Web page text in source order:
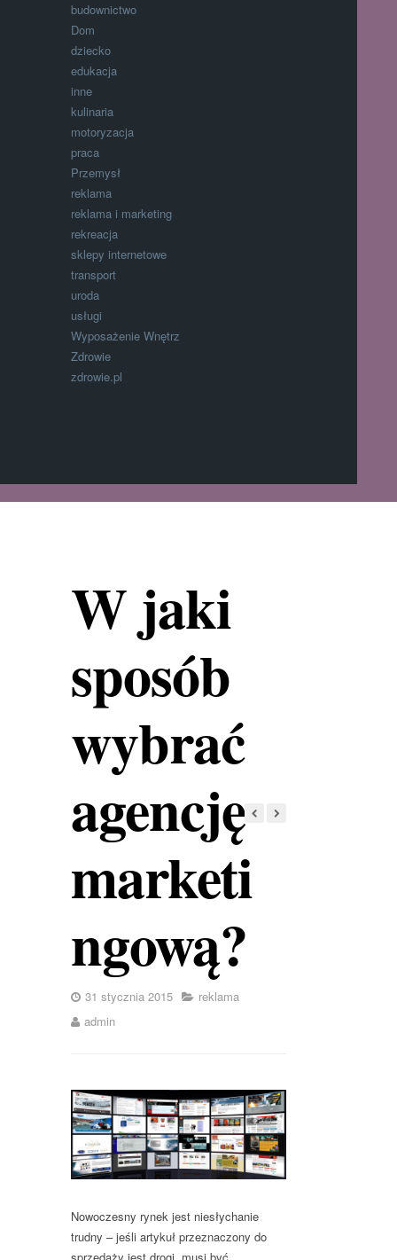
budownictwo
Dom
dziecko
edukacja
inne
kulinaria
motoryzacja
praca
Przemysł
reklama
reklama i marketing
rekreacja
sklepy internetowe
transport
uroda
usługi
Wyposażenie Wnętrz
Zdrowie
zdrowie.pl
W jaki
sposób
wybrać
agencję
marketi
ngową?
31 stycznia 2015
reklama
admin
Nowoczesny rynek jest niesłychanie
trudny – jeśli artykuł przeznaczony do